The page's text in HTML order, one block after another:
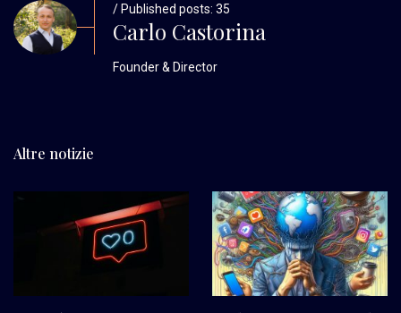
/ Published posts: 35
Carlo Castorina
Founder & Director
Altre notizie